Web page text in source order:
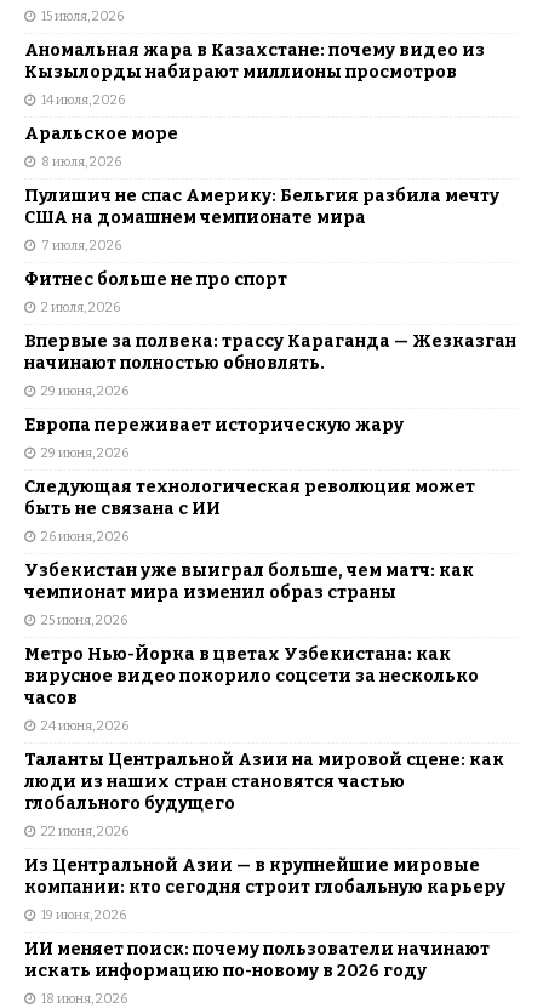
15 июля, 2026
Аномальная жара в Казахстане: почему видео из
Кызылорды набирают миллионы просмотров
14 июля, 2026
Аральское море
8 июля, 2026
Пулишич не спас Америку: Бельгия разбила мечту
США на домашнем чемпионате мира
7 июля, 2026
Фитнес больше не про спорт
2 июля, 2026
Впервые за полвека: трассу Караганда — Жезказган
начинают полностью обновлять.
29 июня, 2026
Европа переживает историческую жару
29 июня, 2026
Следующая технологическая революция может
быть не связана с ИИ
26 июня, 2026
Узбекистан уже выиграл больше, чем матч: как
чемпионат мира изменил образ страны
25 июня, 2026
Метро Нью-Йорка в цветах Узбекистана: как
вирусное видео покорило соцсети за несколько
часов
24 июня, 2026
Таланты Центральной Азии на мировой сцене: как
люди из наших стран становятся частью
глобального будущего
22 июня, 2026
Из Центральной Азии — в крупнейшие мировые
компании: кто сегодня строит глобальную карьеру
19 июня, 2026
ИИ меняет поиск: почему пользователи начинают
искать информацию по-новому в 2026 году
18 июня, 2026